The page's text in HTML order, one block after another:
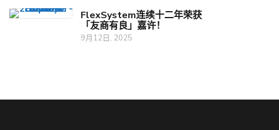
FlexSystem连续十二年荣获
「友商有良」嘉许！
9月12日, 2025